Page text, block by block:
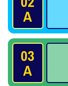
A
03
A